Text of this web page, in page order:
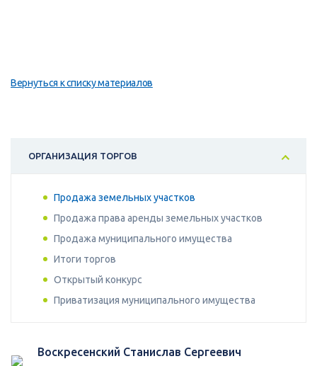
Вернуться к списку материалов
ОРГАНИЗАЦИЯ ТОРГОВ
Продажа земельных участков
Продажа права аренды земельных участков
Продажа муниципального имущества
Итоги торгов
Открытый конкурс
Приватизация муниципального имущества
Воскресенский Станислав Сергеевич